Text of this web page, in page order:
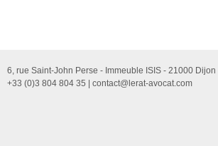
6, rue Saint-John Perse - Immeuble ISIS - 21000 Dijon
+33 (0)3 804 804 35 | contact@lerat-avocat.com